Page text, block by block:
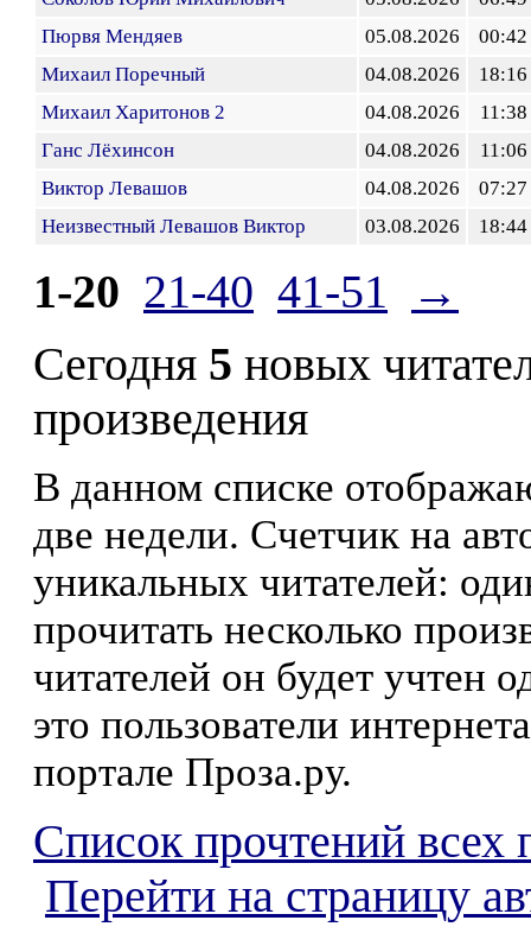
Пюрвя Мендяев
05.08.2026
00:42
Михаил Поречный
04.08.2026
18:16
Михаил Харитонов 2
04.08.2026
11:38
Ганс Лёхинсон
04.08.2026
11:06
Виктор Левашов
04.08.2026
07:27
Неизвестный Левашов Виктор
03.08.2026 18:44
1-20 21-40 41-51
→
Сегодня 5 новых
произведения
В данном списке
две недели. Счетчик на
уникальных читателей:
прочитать несколько
читателей он будет учтен
это пользователи
портале Проза.ру.
Список прочтений всех
Перейти на страницу